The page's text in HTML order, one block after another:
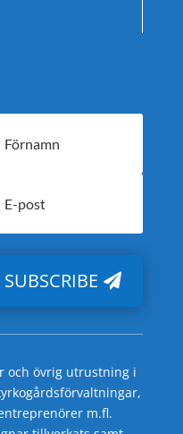
SUBSCRIBE
och övrig utrustning i
m.fl.